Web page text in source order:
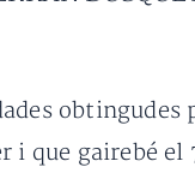
i que gairebé el